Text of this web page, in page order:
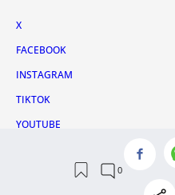
X
FACEBOOK
INSTAGRAM
TIKTOK
YOUTUBE